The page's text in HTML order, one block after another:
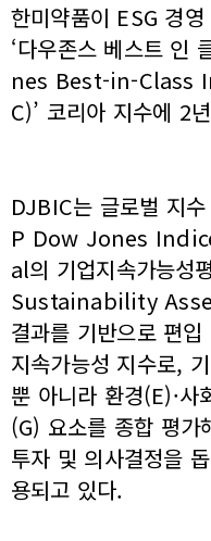
한미약품이 ESG 경
‘다우존스 베스트 인
nes Best-in-Class
C)’ 코리아 지수에 2
DJBIC는 글로벌 지
P Dow Jones
al의 기업지속가능
Sustainability
결과를 기반으로 편
지속가능성 지수로,
뿐 아니라 환경(E)·사
(G) 요소를 종합 평가
투자 및 의사결정을
용되고 있다.